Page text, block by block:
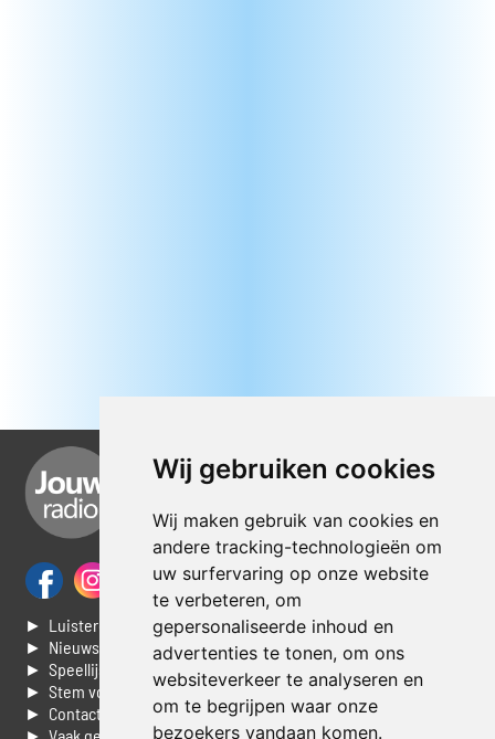
Wij gebruiken cookies
Wij maken gebruik van cookies en
andere tracking-technologieën om
uw surfervaring op onze website
te verbeteren, om
gepersonaliseerde inhoud en
advertenties te tonen, om ons
websiteverkeer te analyseren en
om te begrijpen waar onze
bezoekers vandaan komen.
► Luisteren naar Jouwradio
► Nieuws
► Speellijst
► Stem voor de Dag top 3
► Contacteer ons